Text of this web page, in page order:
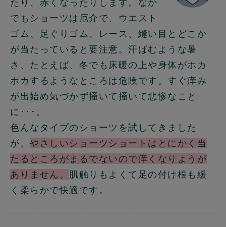
たり、赤くなったりします。なか
でもショーツは厄介で、ウエスト
ゴム、足ぐりゴム、レース、縫い目とどこか
が当たっていると要注意。汗ばむような暑
さ、たとえば、冬でも床暖の上や身体がホカ
ホカするようなところは危険です。すぐ痒み
が出始め気づかず掻いて掻いて悲惨なこと
に･･･。
色んなタイプのショーツを試してきました
が、 やさしいショーツショートはとにかく当
たるところがまるでないので痒くなりようが
ありません。 肌触りもよくて足の付け根も緩
く柔らかで快適です。